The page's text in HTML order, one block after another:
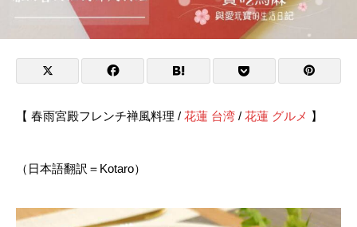
【 春雨宮殿フレンチ禅風料理 / 花蓮 台湾 / 花蓮 グルメ 】
（日本語翻訳＝Kotaro）